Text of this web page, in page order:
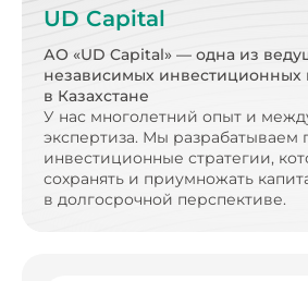
UD Capital
АО «UD Capital» — одна из
независимых инвестиционных
в Казахстане
У нас многолетний опыт и
экспертиза. Мы разрабатываем
инвестиционные стратегии,
сохранять и приумножать
в долгосрочной перспективе.